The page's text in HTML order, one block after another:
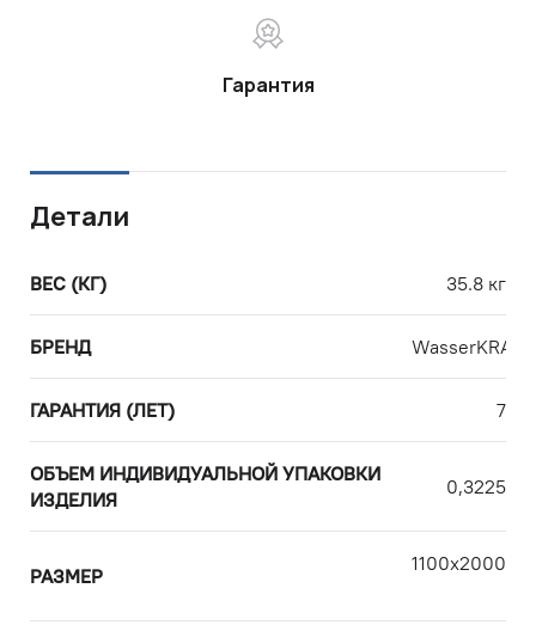
Гарантия
Детали
ВЕС (КГ) 35.8 кг
БРЕНД WasserKRAFT
ГАРАНТИЯ (ЛЕТ) 7
ОБЪЕМ ИНДИВИДУАЛЬНОЙ УПАКОВКИ
ИЗДЕЛИЯ
0,3225
РАЗМЕР